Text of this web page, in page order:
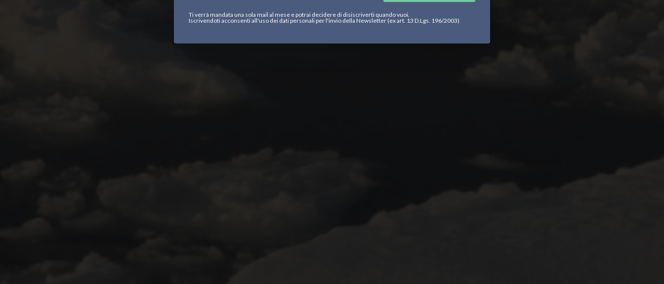
Ti verrà mandata una sola mail al mese e potrai decidere di disiscriverti quando vuoi.
Iscrivendoti acconsenti all'uso dei dati personali per l'invio della Newsletter (ex art. 13 D.Lgs. 196/2003)